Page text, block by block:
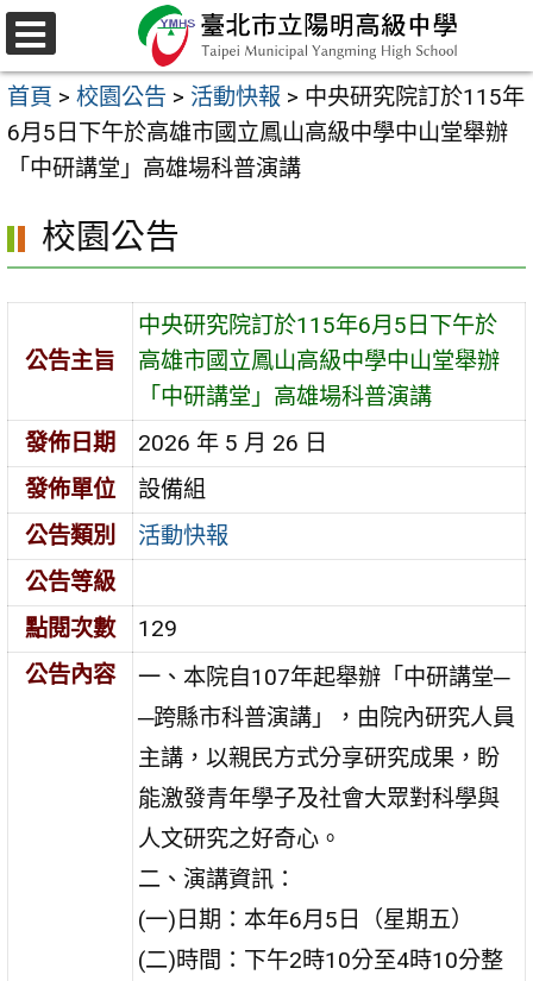
跳
至
主
要
區
選
單
首頁 > 校園公告 > 活動快報 > 中央研究院訂於115年
6月5日下午於高雄市國立鳳山高級中學中山堂舉辦
「中研講堂」高雄場科普演講
校園公告
公告主旨
中央研究院訂於115年6月5日下午於
高雄市國立鳳山高級中學中山堂舉辦
「中研講堂」高雄場科普演講
發佈日期
2026 年 5 月 26 日
發佈單位
設備組
公告類別
活動快報
公告等級
點閱次數
129
公告內容
一、本院自107年起舉辦「中研講堂─
─跨縣市科普演講」，由院內研究人員
主講，以親民方式分享研究成果，盼
能激發青年學子及社會大眾對科學與
人文研究之好奇心。
二、演講資訊：
(一)日期：本年6月5日（星期五）
(二)時間：下午2時10分至4時10分整